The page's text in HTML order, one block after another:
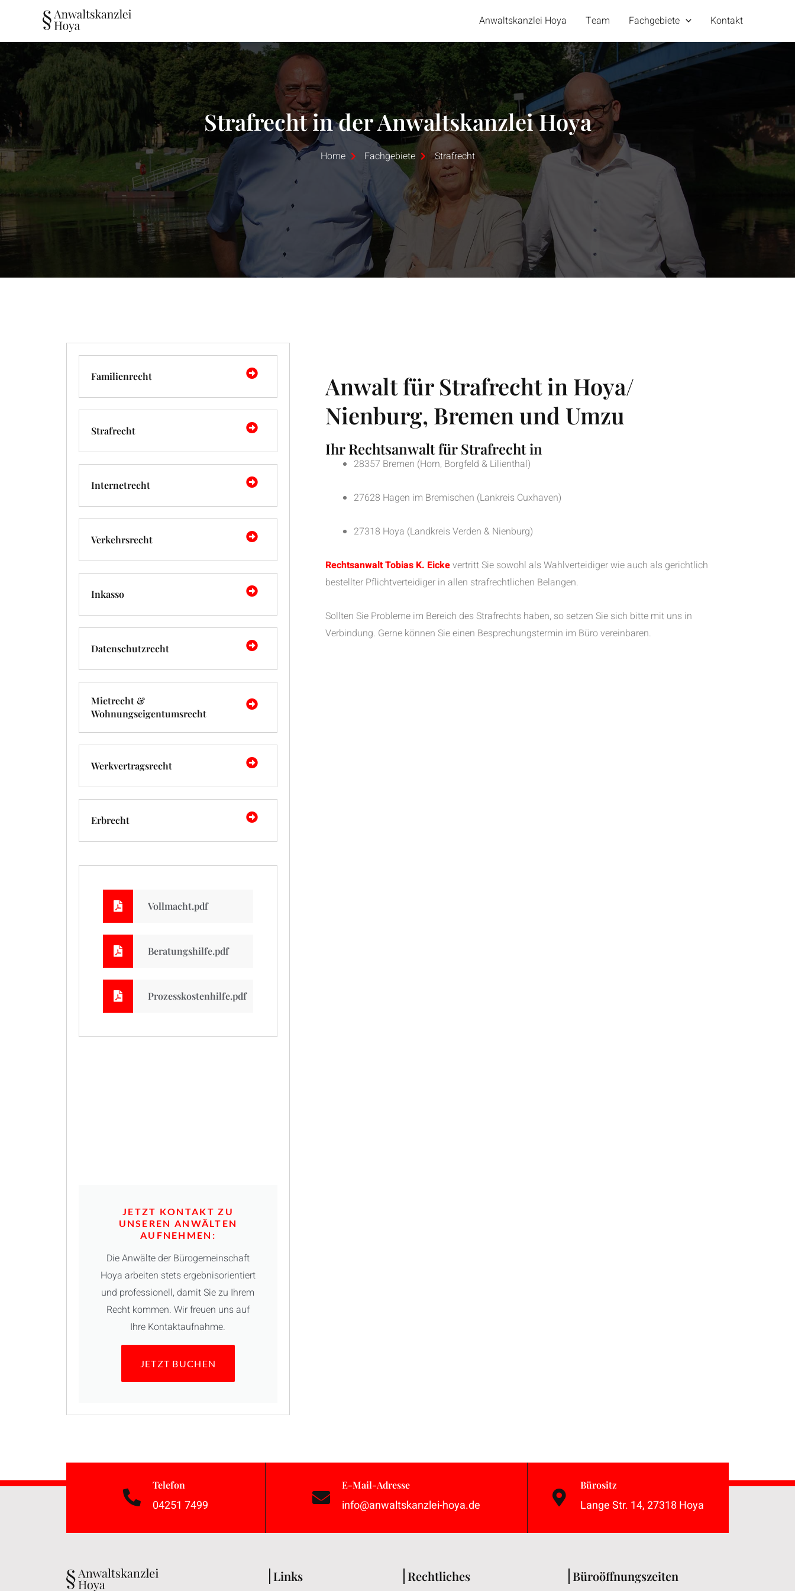
Anwaltskanzlei Hoya Team Fachgebiete Kontakt
Strafrecht in der Anwaltskanzlei Hoya
Home Fachgebiete Strafrecht
Familienrecht
Strafrecht
Internetrecht
Verkehrsrecht
Inkasso
Datenschutzrecht
Mietrecht &
Wohnungseigentumsrecht
Werkvertragsrecht
Erbrecht
Vollmacht.pdf
Beratungshilfe.pdf
Prozesskostenhilfe.pdf
JETZT KONTAKT ZU
UNSEREN ANWÄLTEN
AUFNEHMEN:
Die Anwälte der Bürogemeinschaft
Hoya arbeiten stets ergebnisorientiert
und professionell, damit Sie zu Ihrem
Recht kommen. Wir freuen uns auf
Ihre Kontaktaufnahme.
JETZT BUCHEN
Anwalt für Strafrecht in Hoya/
Nienburg, Bremen und Umzu
Ihr Rechtsanwalt für Strafrecht in
28357 Bremen (Horn, Borgfeld & Lilienthal)
27628 Hagen im Bremischen (Lankreis Cuxhaven)
27318 Hoya (Landkreis Verden & Nienburg)
Rechtsanwalt Tobias K. Eickevertritt Sie sowohl als Wahlverteidiger wie auch als gerichtlich
bestellter Pflichtverteidiger in allen strafrechtlichen Belangen.
Sollten Sie Probleme im Bereich des Strafrechts haben, so setzen Sie sich bitte mit uns in
Verbindung. Gerne können Sie einen Besprechungstermin im Büro vereinbaren.
Telefon
04251 7499
E-Mail-Adresse
info@anwaltskanzlei-hoya.de
Bürositz
Lange Str. 14, 27318 Hoya
Links Rechtliches Büroöffnungszeiten